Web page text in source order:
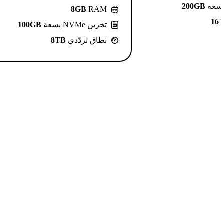
8GB RAM
تخزين NVMe بسعة
100GB
نطاق تردّدي 8TB
200GB